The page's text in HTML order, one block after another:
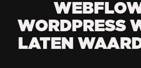
WORDPRESS
LATEN